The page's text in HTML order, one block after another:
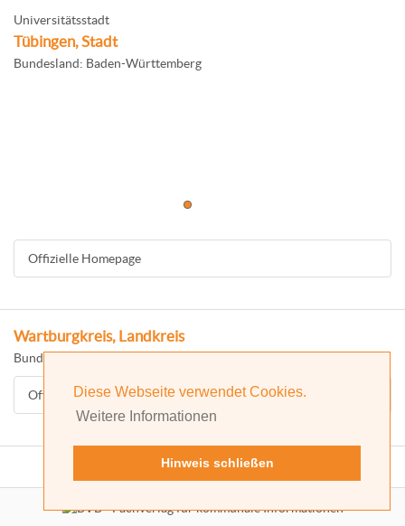
Diese Webseite verwendet Cookies.
Weitere Informationen
Hinweis schließen
Universitätsstadt
Tübingen, Stadt
Bundesland: Baden-Württemberg
Offizielle Homepage
Wartburgkreis, Landkreis
Bundesland: Thüringen
Offizielle Homepage